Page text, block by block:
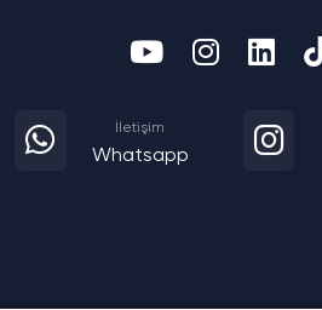
İletişim
Whatsapp